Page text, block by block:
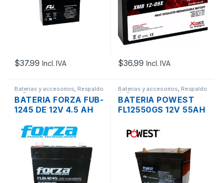
$37.99 Incl. IVA $36.99 Incl. IVA
Baterias y accesorios, Respaldo
de Energía
BATERIA FORZA FUB-
1245 DE 12V 4.5 AH
ALARMAS
Baterias y accesorios, Respaldo
de Energía
BATERIA POWEST
FL12550GS 12V 55AH
PANELES SOLARES